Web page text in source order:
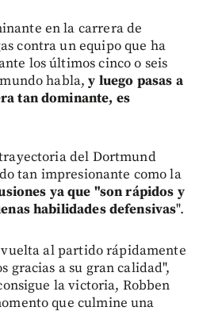
en la carrera de
contra un equipo que ha
los últimos cinco o seis
habla,y luego pasas a
tan dominante, es
del Dortmund
tan impresionante como la
ya que "son rápidos y
habilidades defensivas".
al partido rápidamente
gracias a su gran calidad",
la victoria, Robben
que culmine una